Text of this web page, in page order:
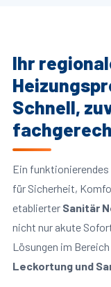
Ihr
Schnell,
Ein
für Sicherheit,
etablierter Sanitär
nicht nur akute
Lösungen im Bereich
Leckortung und